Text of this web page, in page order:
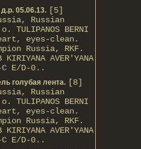
05.06.13. [5]
Russian
TULIPANOS BERNI
eyes-clean.
Russia, RKF.
KIRIYANA AVER'YANA
E/D-0..
голубая лента. [8]
Russian
TULIPANOS BERNI
eyes-clean.
Russia, RKF.
KIRIYANA AVER'YANA
E/D-0..